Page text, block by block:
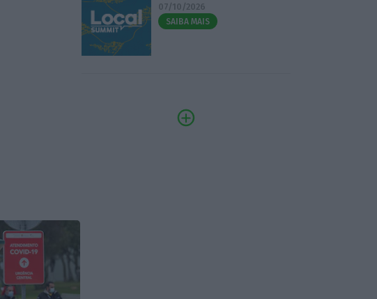
07/10/2026
SAIBA MAIS